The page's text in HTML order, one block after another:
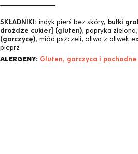
SKŁADNIKI: indyk pierś bez skóry, bułki
drożdże cukier] (gluten), papryka
(gorczycę), miód pszczeli, oliwa z oliwek
pieprz
ALERGENY: Gluten, gorczyca i pochodne